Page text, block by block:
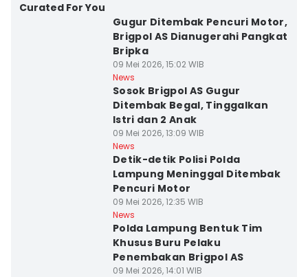
Curated For You
Gugur Ditembak Pencuri Motor,
Brigpol AS Dianugerahi Pangkat
Bripka
09 Mei 2026, 15:02 WIB
News
Sosok Brigpol AS Gugur
Ditembak Begal, Tinggalkan
Istri dan 2 Anak
09 Mei 2026, 13:09 WIB
News
Detik-detik Polisi Polda
Lampung Meninggal Ditembak
Pencuri Motor
09 Mei 2026, 12:35 WIB
News
Polda Lampung Bentuk Tim
Khusus Buru Pelaku
Penembakan Brigpol AS
09 Mei 2026, 14:01 WIB